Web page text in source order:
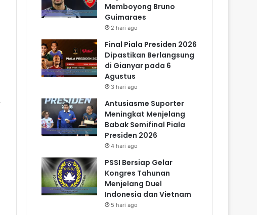
Memboyong Bruno
Guimaraes
2 hari ago
Final Piala Presiden 2026
Dipastikan Berlangsung
di Gianyar pada 6
Agustus
3 hari ago
Antusiasme Suporter
Meningkat Menjelang
Babak Semifinal Piala
Presiden 2026
4 hari ago
PSSI Bersiap Gelar
Kongres Tahunan
Menjelang Duel
Indonesia dan Vietnam
5 hari ago